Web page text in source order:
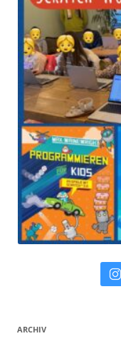
ARCHIV